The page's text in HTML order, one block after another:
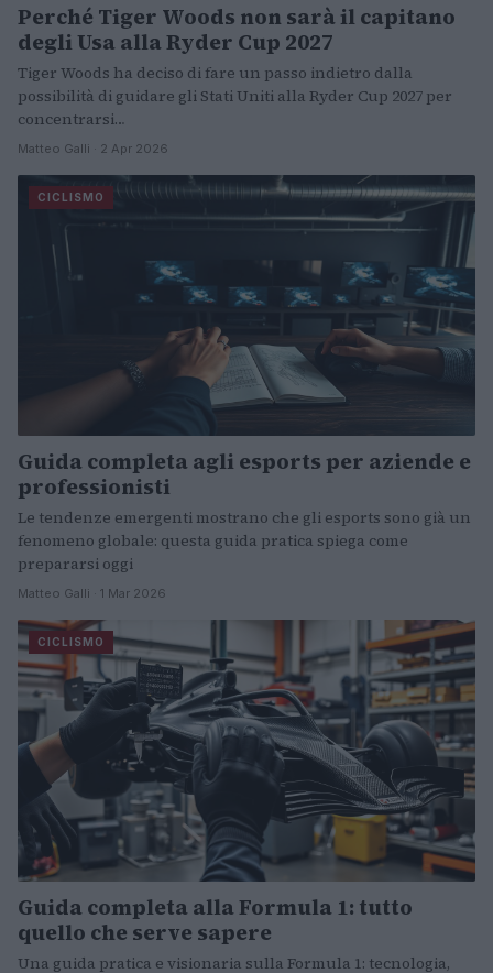
Perché Tiger Woods non sarà il capitano
degli Usa alla Ryder Cup 2027
Tiger Woods ha deciso di fare un passo indietro dalla
possibilità di guidare gli Stati Uniti alla Ryder Cup 2027 per
concentrarsi…
Matteo Galli · 2 Apr 2026
CICLISMO
Guida completa agli esports per aziende e
professionisti
Le tendenze emergenti mostrano che gli esports sono già un
fenomeno globale: questa guida pratica spiega come
prepararsi oggi
Matteo Galli · 1 Mar 2026
CICLISMO
Guida completa alla Formula 1: tutto
quello che serve sapere
Una guida pratica e visionaria sulla Formula 1: tecnologia,